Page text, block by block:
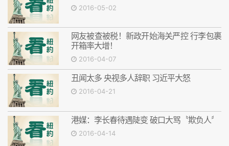
2016-05-02
网友被查被税！新政开始海关严控 行李包裹
开箱率大增！
2016-04-07
丑闻太多 央视多人辞职 习近平大怒
2016-04-21
港媒：李长春待遇陡变 破口大骂〝欺负人〞
2016-04-14